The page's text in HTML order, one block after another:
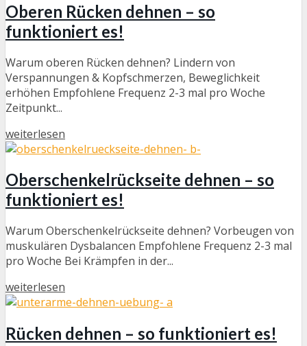
Oberen Rücken dehnen – so
funktioniert es!
Warum oberen Rücken dehnen? Lindern von
Verspannungen & Kopfschmerzen, Beweglichkeit
erhöhen Empfohlene Frequenz 2-3 mal pro Woche
Zeitpunkt...
weiterlesen
Oberschenkelrückseite dehnen – so
funktioniert es!
Warum Oberschenkelrückseite dehnen? Vorbeugen von
muskulären Dysbalancen Empfohlene Frequenz 2-3 mal
pro Woche Bei Krämpfen in der...
weiterlesen
Rücken dehnen – so funktioniert es!